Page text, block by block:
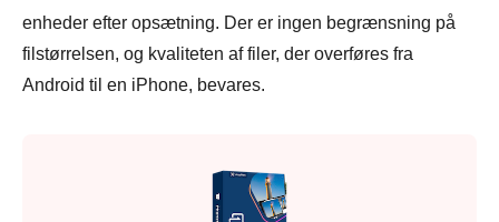
enheder efter opsætning. Der er ingen begrænsning på
filstørrelsen, og kvaliteten af filer, der overføres fra
Android til en iPhone, bevares.